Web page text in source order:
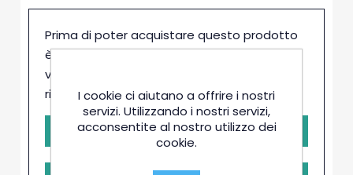
Prima di poter acquistare questo prodotto
è necessaria la conferma da parte del
venditore. Clicca il pulsante e sarai
ricontattato in brevissimo tempo
- +
I cookie ci aiutano a offrire i nostri
servizi. Utilizzando i nostri servizi,
acconsentite al nostro utilizzo dei
cookie.